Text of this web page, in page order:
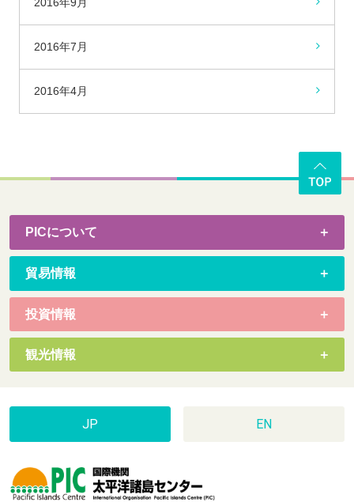
2016年7月
2016年4月
PICについて
貿易情報
投資情報
観光情報
JP EN